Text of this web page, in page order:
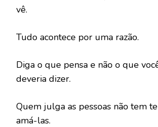
vê.
Tudo acontece por uma razão.
Diga o que pensa e não o que
deveria dizer.
Quem julga as pessoas não tem
amá-las.